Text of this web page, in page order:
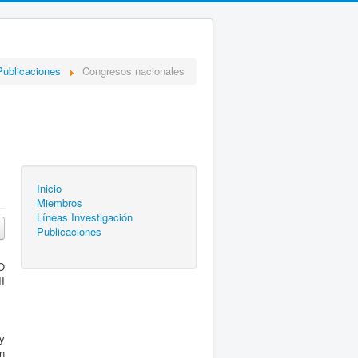
Congresos nacionales
Inicio
Miembros
Líneas Investigación
Publicaciones